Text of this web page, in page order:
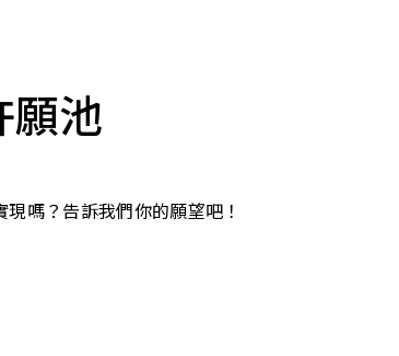
願池
嗎？告訴我們你的願望吧！